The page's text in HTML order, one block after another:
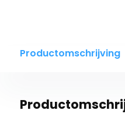
Productomschrijving